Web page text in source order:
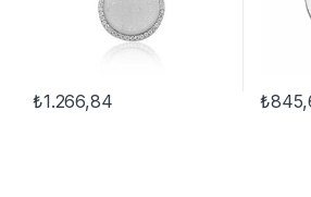
₺1.266,84 ₺